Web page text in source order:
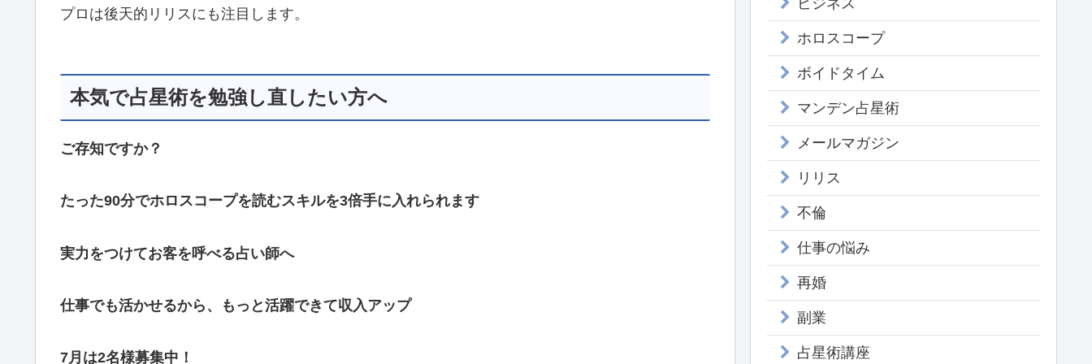
プロは後天的リリスにも注目します。
本気で占星術を勉強し直したい方へ
ご存知ですか？
たった90分でホロスコープを読むスキルを3倍手に入れられます
実力をつけてお客を呼べる占い師へ
仕事でも活かせるから、もっと活躍できて収入アップ
7月は2名様募集中！
ビジネス
ホロスコープ
ボイドタイム
マンデン占星術
メールマガジン
リリス
不倫
仕事の悩み
再婚
副業
占星術講座